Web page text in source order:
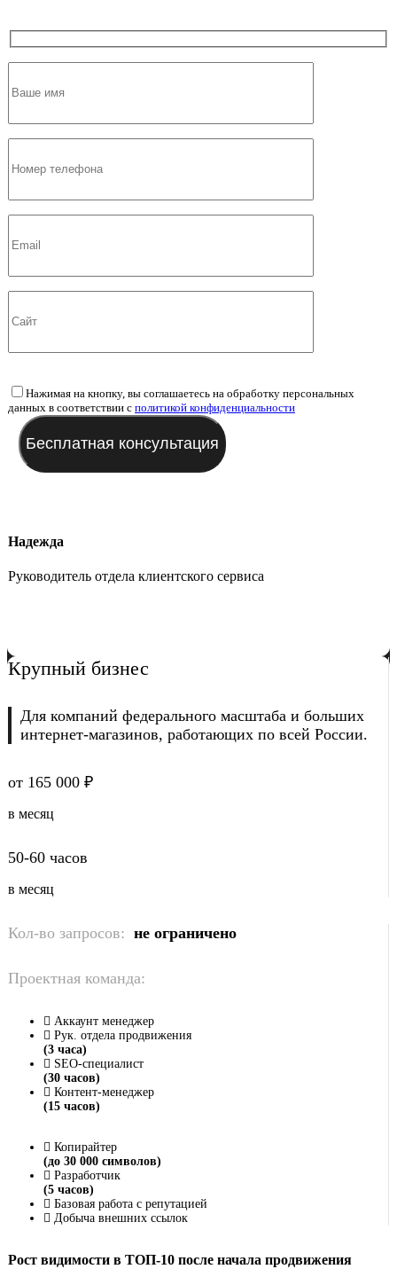
Нажимая на кнопку, вы соглашаетесь на обработку персональных
данных в соответствии с политикой конфиденциальности
Надежда
Руководитель отдела клиентского сервиса
Крупный бизнес
Для компаний федерального масштаба и больших
интернет-магазинов, работающих по всей России.
от 165 000 ₽
в месяц
50-60 часов
в месяц
Кол-во запросов: не ограничено
Проектная команда:
Аккаунт менеджер
Рук. отдела продвижения
(3 часа)
SEO-специалист
(30 часов)
Контент-менеджер
(15 часов)
Копирайтер
(до 30 000 символов)
Разработчик
(5 часов)
Базовая работа с репутацией
Добыча внешних ссылок
Рост видимости в ТОП-10 после начала продвижения